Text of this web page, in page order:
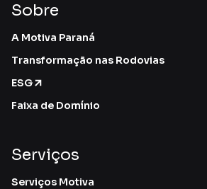
Sobre
A Motiva Paraná
Transformação nas Rodovias
ESG
Faixa de Domínio
Serviços
Serviços Motiva